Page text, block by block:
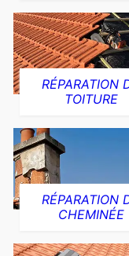
RÉPARATION
TOITURE
RÉPARATION
CHEMINÉE